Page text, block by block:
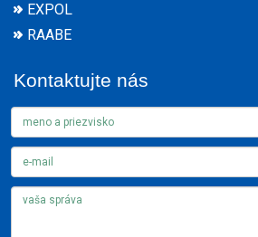
EXPOL
RAABE
Kontaktujte nás